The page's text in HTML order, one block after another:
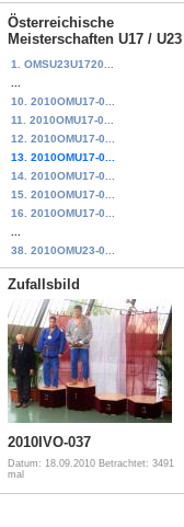
Österreichische
Meisterschaften U17 / U23
1. OMSU23U1720...
10. 2010OMU17-0...
11. 2010OMU17-0...
12. 2010OMU17-0...
13. 2010OMU17-0...
14. 2010OMU17-0...
15. 2010OMU17-0...
16. 2010OMU17-0...
38. 2010OMU23-0...
Zufallsbild
2010IVO-037
Datum: 18.09.2010 Betrachtet: 3491
mal